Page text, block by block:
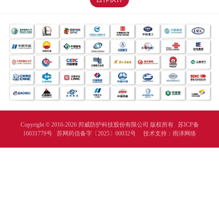
Copyright © 2016-2026 邦威防护科技股份有限公司 版权所有 苏ICP备
16031779号
苏网药信备字〔2025〕00032号 技术支持： 雨泽网络